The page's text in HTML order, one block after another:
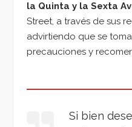
la Quinta y la Sexta
Street, a través de sus
advirtiendo que se
precauciones y
Si bien